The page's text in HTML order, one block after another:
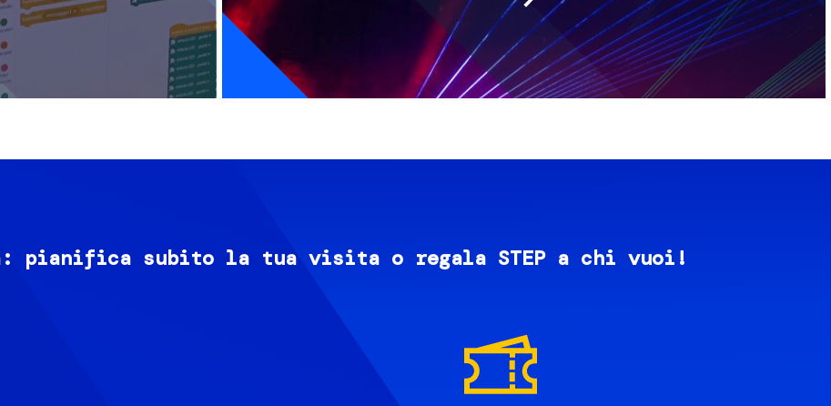
pianifica subito la tua visita o regala STEP a chi vuoi!